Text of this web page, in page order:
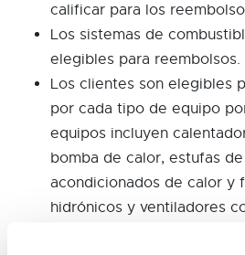
calificar para los
Los sistemas de
elegibles para reembolsos.
Los clientes son elegibles
por cada tipo de equipo
equipos incluyen
bomba de calor, estufas
acondicionados de calor y
hidrónicos y ventiladores